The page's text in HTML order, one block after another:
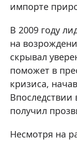
импорте
В 2009 году
на
скрывал
поможет в
кризиса,
получил
Несмотря на